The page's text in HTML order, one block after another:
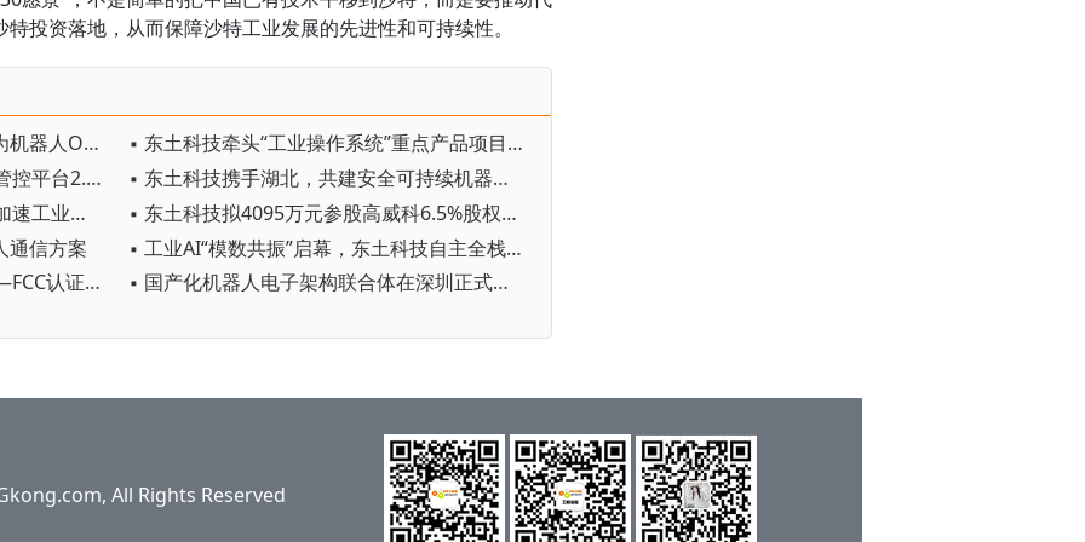
投资落地，从而保障沙特工业发展的先进性和可持续性。
▪ 东土科技正式推出MaDo平台，为机器人OPC生态提供通用训练底座
▪ 东土科技牵头“工业操作系统”重点产品项目通过验收，全面服务新型工业化
▪ 东土科技东安云安全生产全栈式管控平台2.0正式发布
▪ 东土科技携手湖北，共建安全可持续机器人供应链生态
▪ 紧握5G/6G政策机遇，东土科技加速工业融合应用创新，筑牢新质生产力网络底座
▪ 东土科技拟4095万元参股高威科6.5%股权，加深战略合作
通信方案
▪ 工业AI“模数共振”启幕，东土科技自主全栈能力共振新周期
▪ 破局规则封锁，筑牢产业根基——FCC认证变局下的东土担当
▪ 国产化机器人电子架构联合体在深圳正式成立 东土科技携“鸿道+AUTBUS+MaVIEW”方案推动产业自主可控
All Rights Reserved